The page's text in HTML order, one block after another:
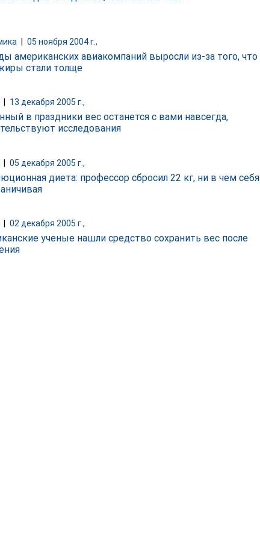
05 ноября 2004 г.,
американских авиакомпаний выросли из-за того, что
стали толще
13 декабря 2005 г.,
в праздники вес останется с вами навсегда,
исследования
| 05 декабря 2005 г.,
диета: профессор сбросил 22 кг, ни в чем себя
02 декабря 2005 г.,
ученые нашли средство сохранить вес после